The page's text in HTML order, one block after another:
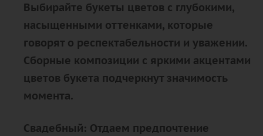
Выбирайте букеты цветов с глубокими,
насыщенными оттенками, которые
говорят о респектабельности и уважении.
Сборные композиции с яркими акцентами
цветов букета подчеркнут значимость
момента.
Свадебный: Отдаем предпочтение